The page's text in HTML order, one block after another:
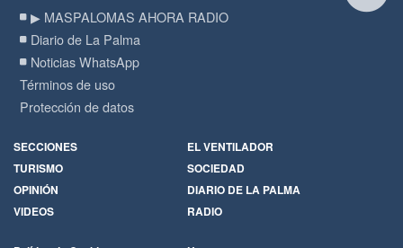
▶ MASPALOMAS AHORA RADIO
Diario de La Palma
Noticias WhatsApp
Términos de uso
Protección de datos
SECCIONES
EL VENTILADOR
TURISMO
SOCIEDAD
OPINIÓN
DIARIO DE LA PALMA
VIDEOS
RADIO